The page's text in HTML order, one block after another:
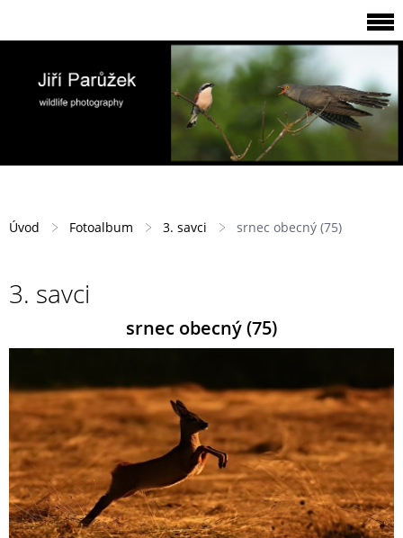
Úvod Fotoalbum 3. savci srnec obecný (75)
3. savci
srnec obecný (75)